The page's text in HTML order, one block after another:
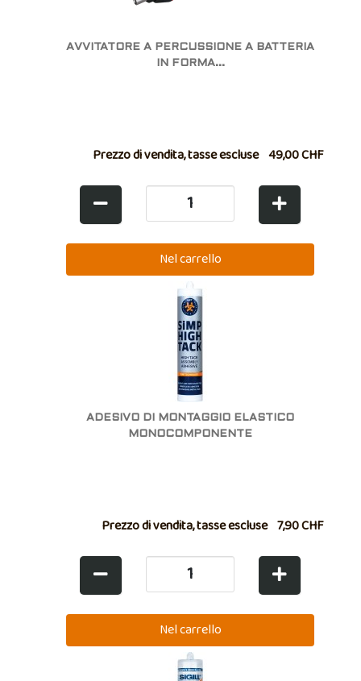
AVVITATORE A PERCUSSIONE A BATTERIA
IN FORMA...
Prezzo di vendita, tasse escluse 49,00 CHF
ADESIVO DI MONTAGGIO ELASTICO
MONOCOMPONENTE
Prezzo di vendita, tasse escluse 7,90 CHF